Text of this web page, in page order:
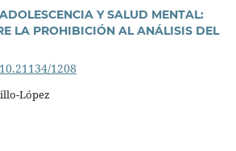
Y SALUD MENTAL:
LA PROHIBICIÓN AL ANÁLISIS DEL
1208
López